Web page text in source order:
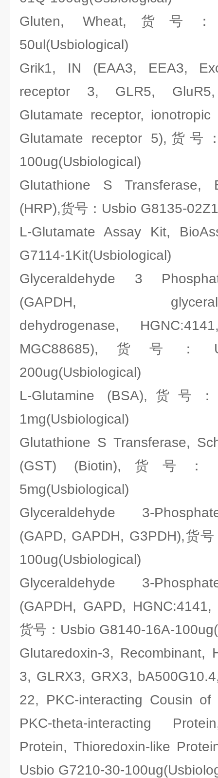
Gluten, Wheat,货号：
50ul(Usbiological)
Grik1, IN (EAA3, EEA3,
receptor 3, GLR5,
Glutamate receptor,
Glutamate receptor 5),货号
100ug(Usbiological)
Glutathione S Transferase,
(HRP),货号：Usbio G8135-
L-Glutamate Assay Kit,
G7114-1Kit(Usbiological)
Glyceraldehyde 3
(GAPDH,
dehydrogenase,
MGC88685),货号：
200ug(Usbiological)
L-Glutamine (BSA),货号：
1mg(Usbiological)
Glutathione S Transferase,
(GST) (Biotin),货号：
5mg(Usbiological)
Glyceraldehyde 3-
(GAPD, GAPDH, G3PDH),货
100ug(Usbiological)
Glyceraldehyde 3-
(GAPDH, GAPD,
货号：Usbio G8140-16A-
Glutaredoxin-3, Recombinant,
3, GLRX3, GRX3,
22, PKC-interacting Cousin of
PKC-theta-interacting
Protein, Thioredoxin-like
Usbio G7210-30-